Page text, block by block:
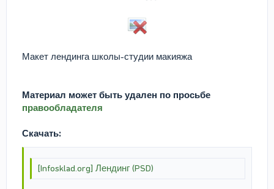
Макет лендинга школы-студии макияжа
Материал может быть удален по просьбе
правообладателя
Скачать:
[Infosklad.org] Лендинг (PSD)